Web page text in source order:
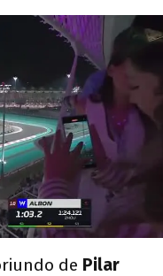
de Pilar